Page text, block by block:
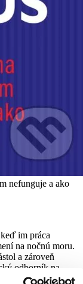
nefunguje a ako
im práca
na nočnú moru.
a zároveň
odborník na...